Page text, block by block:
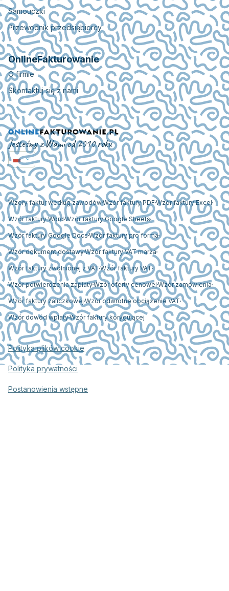
Samouczki
Przewodnik przedsiębiorcy
OnlineFakturowanie
O firmie
Skontaktuj się z nami
Jesteśmy z Wami od 2010 roku
Wzory faktur według zawodówWzór faktury PDF Wzór faktury Excel
Wzór faktury Word Wzór faktury Google Sheets
Wzór faktury Google DocsWzór faktury pro forma
Wzór dokument dostawyWzór faktury VAT marża
Wzór faktury zwolnionej z VAT Wzór faktury VAT
Wzór potwierdzenia zapłatyWzór oferty cenowej Wzór zamówienia
Wzór faktury zaliczkowej Wzór odwrotne obciążenie VAT
Wzór dowód wpłatyWzór faktury korygującej
Polityka plików cookie
Polityka prywatności
Postanowienia wstępne